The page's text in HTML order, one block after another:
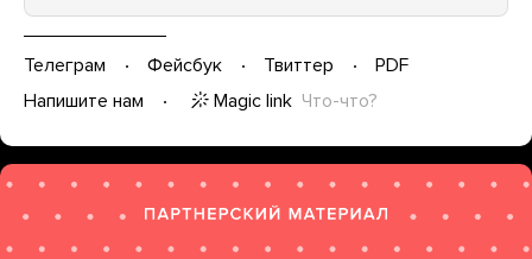
Телеграм Фейсбук Твиттер
PDF
Напишите нам
Magic link Что-что?